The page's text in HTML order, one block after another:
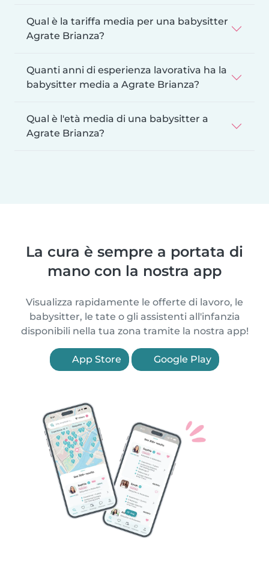
Qual è la tariffa media per una babysitter
Agrate Brianza?
Quanti anni di esperienza lavorativa ha la
babysitter media a Agrate Brianza?
Qual è l'età media di una babysitter a
Agrate Brianza?
La cura è sempre a portata di
mano con la nostra app
Visualizza rapidamente le offerte di lavoro, le
babysitter, le tate o gli assistenti all'infanzia
disponibili nella tua zona tramite la nostra app!
App Store Google Play